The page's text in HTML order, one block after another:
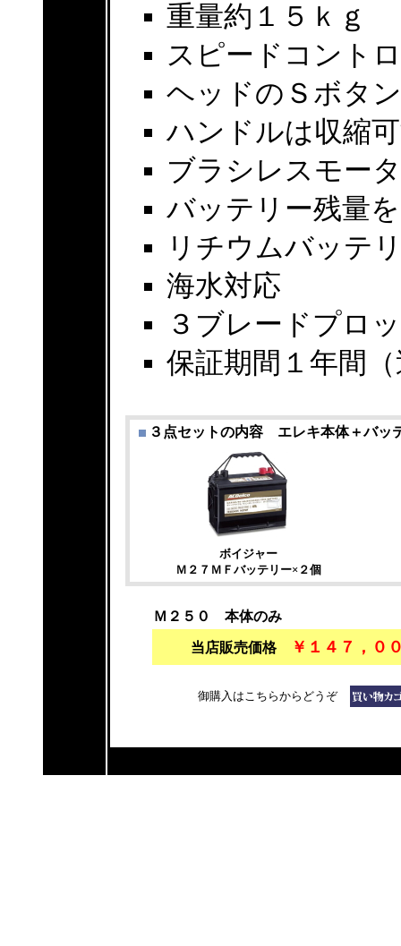
重量約１５ｋｇ
スピードコント
ヘッドのＳボタ
ハンドルは収縮
ブラシレスモー
バッテリー残量
リチウムバッテ
海水対応
３ブレードプロ
保証期間１年間
３点セットの内容 エレキ本体＋バッ
ボイジャー
Ｍ２７ＭＦバッテリー×２個
Ｍ２５０ 本体のみ
当店販売価格 ￥１４７，０
御購入はこちらからどうぞ